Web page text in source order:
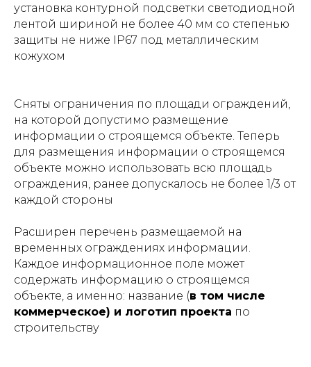
установка контурной подсветки светодиодной
лентой шириной не более 40 мм со степенью
защиты не ниже IP67 под металлическим
кожухом
Сняты ограничения по площади ограждений,
на которой допустимо размещение
информации о строящемся объекте. Теперь
для размещения информации о строящемся
объекте можно использовать всю площадь
ограждения, ранее допускалось не более 1/3 от
каждой стороны
Расширен перечень размещаемой на
временных ограждениях информации.
Каждое информационное поле может
содержать информацию о строящемся
объекте, а именно: название (в том числе
коммерческое) и логотип проекта по
строительству